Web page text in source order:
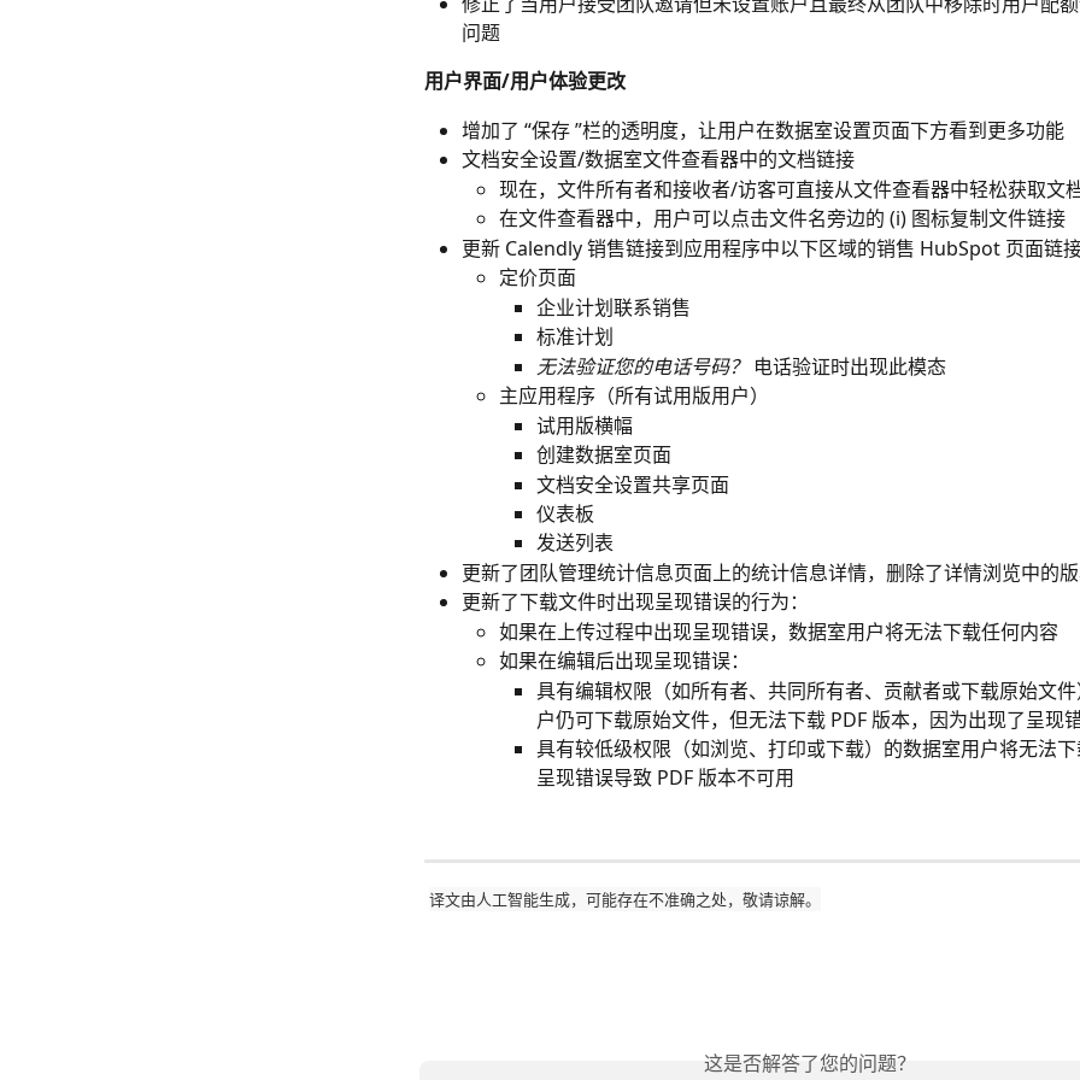
问题
用户界面/用户体验更改
增加了 “保存 ”栏的透明度，让用户在数据室设置页面下方看到更多功能
文档安全设置/数据室文件查看器中的文档链接
现在，文件所有者和接收者/访客可直接从文件查看器中轻松获取文
在文件查看器中，用户可以点击文件名旁边的 (i) 图标复制文件链接
更新 Calendly 销售链接到应用程序中以下区域的销售 HubSpot 页面链接
定价页面
企业计划联系销售
标准计划
无法验证您的电话号码？ 电话验证时出现此模态
主应用程序（所有试用版用户）
试用版横幅
创建数据室页面
文档安全设置共享页面
仪表板
发送列表
更新了团队管理统计信息页面上的统计信息详情，删除了详情浏览中的
更新了下载文件时出现呈现错误的行为：
如果在上传过程中出现呈现错误，数据室用户将无法下载任何内容
如果在编辑后出现呈现错误：
具有编辑权限（如所有者、共同所有者、贡献者或下载原始文
户仍可下载原始文件，但无法下载 PDF 版本，因为出现了呈现错
具有较低级权限（如浏览、打印或下载）的数据室用户将无法
呈现错误导致 PDF 版本不可用
译文由人工智能生成，可能存在不准确之处，敬请谅解。
这是否解答了您的问题？